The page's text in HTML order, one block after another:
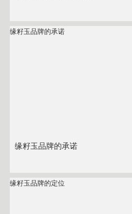
缘籽玉品牌的承诺
缘籽玉品牌的承诺
缘籽玉品牌的定位